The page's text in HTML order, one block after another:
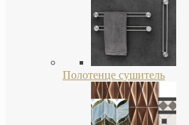
Полотенце сушитель